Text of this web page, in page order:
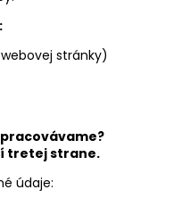
stránky)
tretej strane.
údaje: